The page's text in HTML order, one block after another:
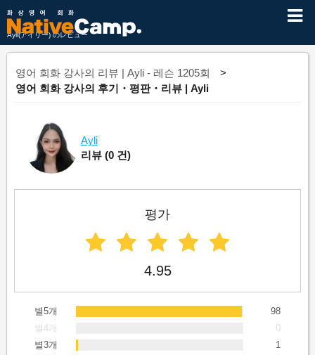
Ayli(アイリー) のレビュー
영어 회화 강사의 리뷰 | Ayli - 레슨 1205회
영어 회화 강사의 후기・평판・리뷰 | Ayli
Ayli
리뷰 (0 건)
평가
4.95
별5개
98
별4개
0
별3개
1